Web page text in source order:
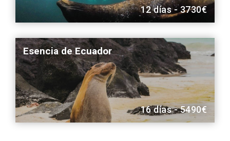
12 días - 3730€
Esencia de Ecuador
16 días - 5490€